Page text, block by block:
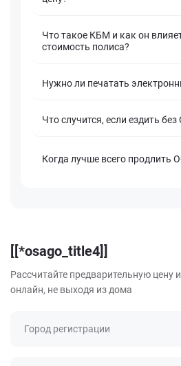
Что такое КБМ и как он
стоимость полиса?
Нужно ли печатать
Что случится, если ездить
Когда лучше всего продлить
[[*osago_title4]]
Рассчитайте предварительную цену
онлайн, не выходя из дома
Город регистрации